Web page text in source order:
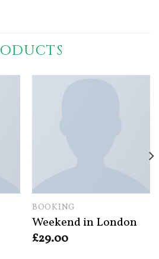
BOOKING
Weekend in London
£29.00